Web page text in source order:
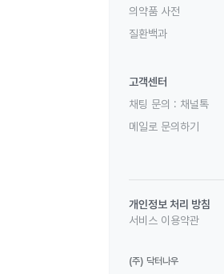
의약품 사전
질환백과
고객센터
채팅 문의 : 채널톡
메일로 문의하기
개인정보 처리 방침
서비스 이용약관
(주) 닥터나우